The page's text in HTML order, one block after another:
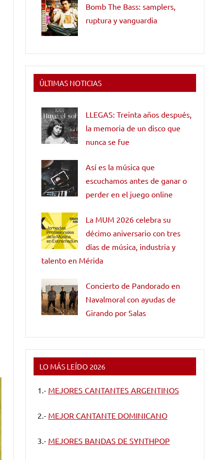
Bomb The Bass: samplers,
ruptura y vanguardia
ÚLTIMAS NOTICIAS
LLEGAS: Treinta años después,
la memoria de un disco que
nunca se fue
Así es la música que
escuchamos antes de ganar o
perder en el juego online
La MUM 2026 celebra su
décimo aniversario con tres
días de música, industria y
talento en Mérida
Concierto de Pandorado en
Navalmoral con ayudas de
Girando por Salas
LO MÁS LEÍDO 2026
1.- MEJORES CANTANTES ARGENTINOS
2.- MEJOR CANTANTE DOMINICANO
3.- MEJORES BANDAS DE SYNTHPOP